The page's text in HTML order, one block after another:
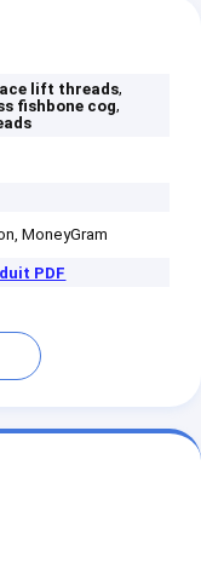
lift threads,
fishbone cog,
MoneyGram
PDF